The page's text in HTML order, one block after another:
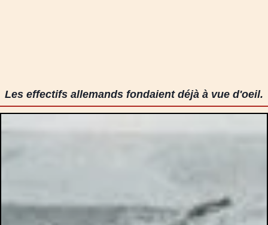
Les effectifs allemands fondaient déjà à vue d'oeil.